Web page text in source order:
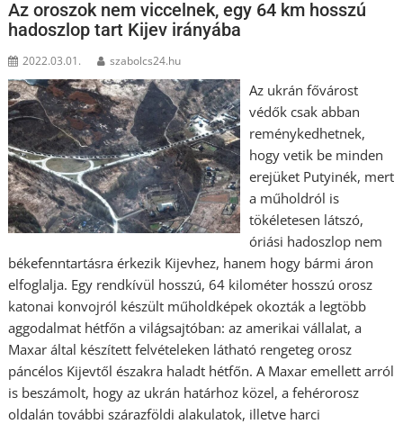
Az oroszok nem viccelnek, egy 64 km hosszú
hadoszlop tart Kijev irányába
2022.03.01. szabolcs24.hu
Az ukrán fővárost
védők csak abban
reménykedhetnek,
hogy vetik be minden
erejüket Putyinék, mert
a műholdról is
tökéletesen látszó,
óriási hadoszlop nem
békefenntartásra érkezik Kijevhez, hanem hogy bármi áron
elfoglalja. Egy rendkívül hosszú, 64 kilométer hosszú orosz
katonai konvojról készült műholdképek okozták a legtöbb
aggodalmat hétfőn a világsajtóban: az amerikai vállalat, a
Maxar által készített felvételeken látható rengeteg orosz
páncélos Kijevtől északra haladt hétfőn. A Maxar emellett arról
is beszámolt, hogy az ukrán határhoz közel, a fehérorosz
oldalán további szárazföldi alakulatok, illetve harci